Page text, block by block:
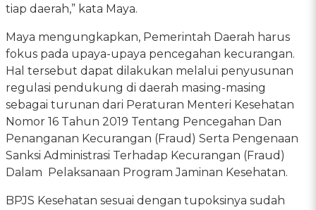
tiap daerah,” kata Maya.
Maya mengungkapkan, Pemerintah Daerah harus
fokus pada upaya-upaya pencegahan kecurangan.
Hal tersebut dapat dilakukan melalui penyusunan
regulasi pendukung di daerah masing-masing
sebagai turunan dari Peraturan Menteri Kesehatan
Nomor 16 Tahun 2019 Tentang Pencegahan Dan
Penanganan Kecurangan (Fraud) Serta Pengenaan
Sanksi Administrasi Terhadap Kecurangan (Fraud)
Dalam Pelaksanaan Program Jaminan Kesehatan.
BPJS Kesehatan sesuai dengan tupoksinya sudah